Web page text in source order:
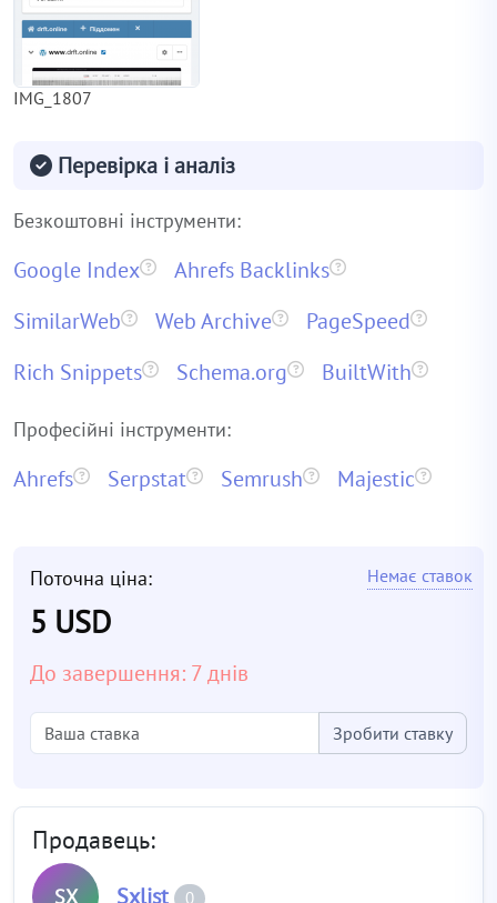
IMG_1807
Перевірка і аналіз
Безкоштовні інструменти:
Google Index
Ahrefs Backlinks
SimilarWeb
Web Archive
PageSpeed
Rich Snippets
Schema.org BuiltWith
Професійні інструменти:
Ahrefs Serpstat Semrush Majestic
Поточна ціна:
5 USD
Немає ставок
До завершення: 7 днів
Зробити ставку
Продавець:
SX Sxlist 0